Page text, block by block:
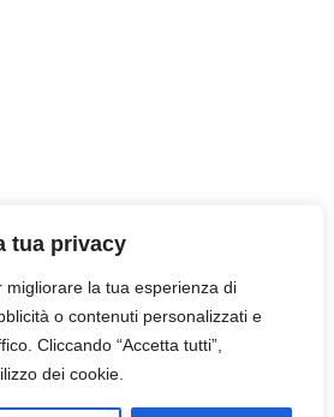
tua privacy
migliorare la tua esperienza di
o contenuti personalizzati e
Cliccando “Accetta tutti”,
dei cookie.